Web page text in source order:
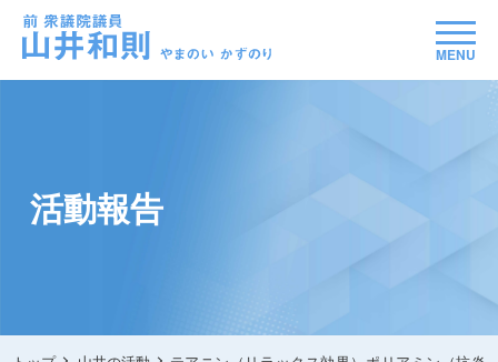
MENU
活動報告